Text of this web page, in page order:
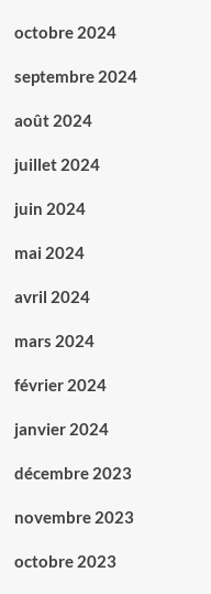
octobre 2024
septembre 2024
août 2024
juillet 2024
juin 2024
mai 2024
avril 2024
mars 2024
février 2024
janvier 2024
décembre 2023
novembre 2023
octobre 2023